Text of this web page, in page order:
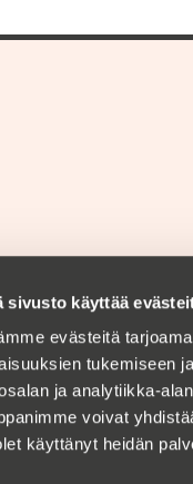
sivusto käyttää
evästeitä
tukemiseen
ja analytiikka-
voivat
käyttänyt heidän